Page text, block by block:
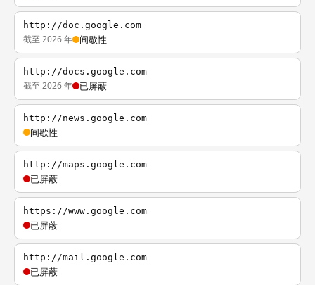
http://doc.google.com
截至 2026 年 间歇性
http://docs.google.com
截至 2026 年 已屏蔽
http://news.google.com
间歇性
http://maps.google.com
已屏蔽
https://www.google.com
已屏蔽
http://mail.google.com
已屏蔽